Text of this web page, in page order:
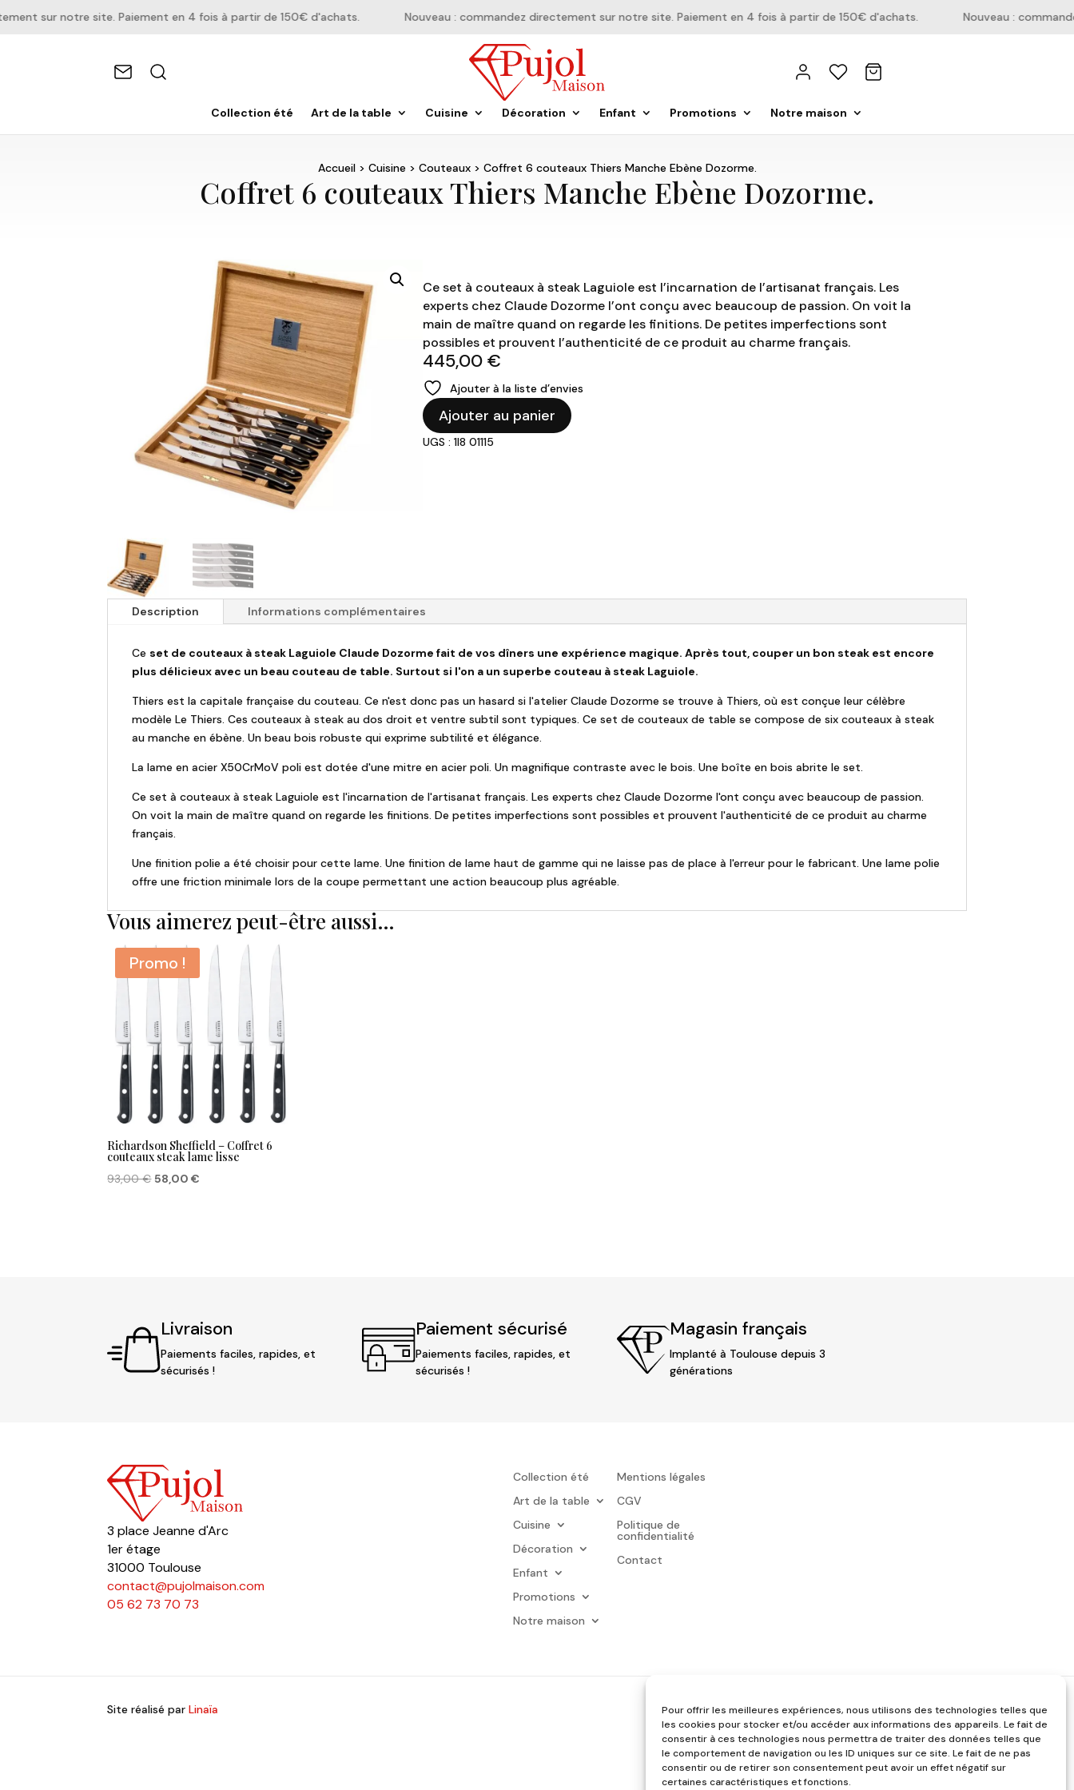
Pour offrir les meilleures expériences, nous utilisons des technologies telles que
les cookies pour stocker et/ou accéder aux informations des appareils. Le fait de
consentir à ces technologies nous permettra de traiter des données telles que
le comportement de navigation ou les ID uniques sur ce site. Le fait de ne pas
consentir ou de retirer son consentement peut avoir un effet négatif sur
certaines caractéristiques et fonctions.
sur notre site. Paiement en 4 fois à partir de 150€ d'achats. Nouveau : commandez directement sur notre site. Paiement en 4 fois à partir de 150€ d'achats. Nouveau :
Collection été Art de la table Cuisine Décoration Enfant Promotions Notre maison
Accueil> Cuisine> Couteaux> Coffret 6 couteaux Thiers Manche Ebène Dozorme.
Coffret 6 couteaux Thiers Manche Ebène Dozorme.
Ce set à couteaux à steak Laguiole est l’incarnation de l’artisanat français. Les
experts chez Claude Dozorme l’ont conçu avec beaucoup de passion. On voit la
main de maître quand on regarde les finitions. De petites imperfections sont
possibles et prouvent l’authenticité de ce produit au charme français.
445,00 €
Ajouter à la liste d’envies
quantité
de
Coffret
Ajouter au panier
UGS : 1I8 01115
Description Informations complémentaires
Ce set de couteaux à steak Laguiole Claude Dozorme fait de vos dîners une expérience magique. Après tout, couper un bon steak est encore
plus délicieux avec un beau couteau de table. Surtout si l'on a un superbe couteau à steak Laguiole.
Thiers est la capitale française du couteau. Ce n'est donc pas un hasard si l'atelier Claude Dozorme se trouve à Thiers, où est conçue leur célèbre
modèle Le Thiers. Ces couteaux à steak au dos droit et ventre subtil sont typiques. Ce set de couteaux de table se compose de six couteaux à steak
au manche en ébène. Un beau bois robuste qui exprime subtilité et élégance.
La lame en acier X50CrMoV poli est dotée d'une mitre en acier poli. Un magnifique contraste avec le bois. Une boîte en bois abrite le set.
Ce set à couteaux à steak Laguiole est l'incarnation de l'artisanat français. Les experts chez Claude Dozorme l'ont conçu avec beaucoup de passion.
On voit la main de maître quand on regarde les finitions. De petites imperfections sont possibles et prouvent l'authenticité de ce produit au charme
français.
Une finition polie a été choisir pour cette lame. Une finition de lame haut de gamme qui ne laisse pas de place à l'erreur pour le fabricant. Une lame polie
offre une friction minimale lors de la coupe permettant une action beaucoup plus agréable.
Vous aimerez peut-être aussi…
Promo !
Richardson Sheffield – Coffret 6
couteaux steak lame lisse
93,00€ Le
58,00€
Livraison
Paiements faciles, rapides, et
sécurisés !
Paiement sécurisé
Paiements faciles, rapides, et
sécurisés !
Magasin français
Implanté à Toulouse depuis 3
générations
3 place Jeanne d'Arc
1er étage
31000 Toulouse
contact@pujolmaison.com
05 62 73 70 73
Collection été
Art de la table
Cuisine
Décoration
Enfant
Promotions
Notre maison
Mentions légales
CGV
Politique de
confidentialité
Contact
Site réalisé parLinaïa